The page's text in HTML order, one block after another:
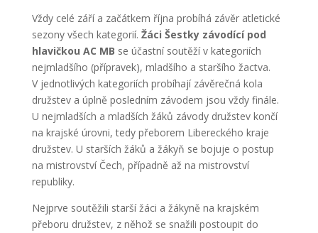
Vždy celé září a začátkem října probíhá závěr atletické
sezony všech kategorií. Žáci Šestky závodící pod
hlavičkou AC MB se účastní soutěží v kategoriích
nejmladšího (přípravek), mladšího a staršího žactva.
V jednotlivých kategoriích probíhají závěrečná kola
družstev a úplně posledním závodem jsou vždy finále.
U nejmladších a mladších žáků závody družstev končí
na krajské úrovni, tedy přeborem Libereckého kraje
družstev. U starších žáků a žákyň se bojuje o postup
na mistrovství Čech, případně až na mistrovství
republiky.
Nejprve soutěžili starší žáci a žákyně na krajském
přeboru družstev, z něhož se snažili postoupit do